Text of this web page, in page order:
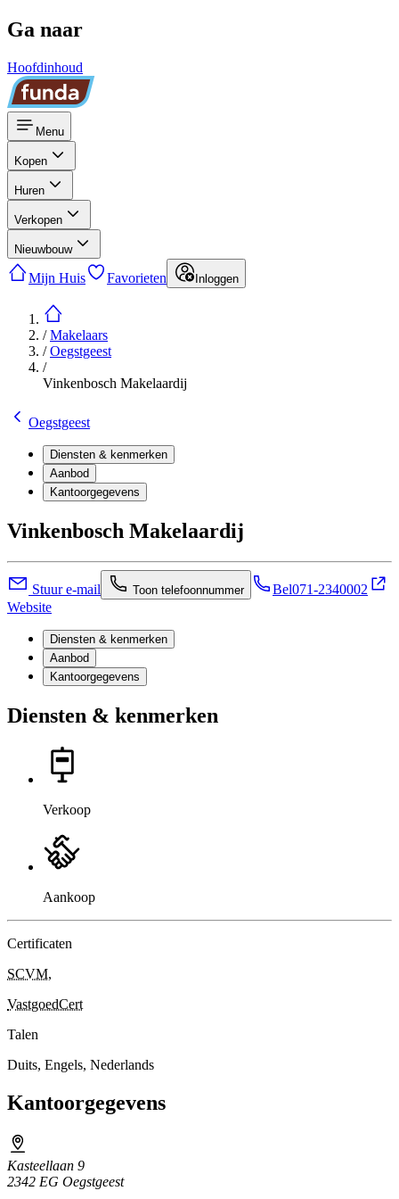
Ga naar
Hoofdinhoud
Menu
Kopen
Huren
Verkopen
Nieuwbouw
Mijn Huis Favorieten Inloggen
/Makelaars
/Oegstgeest
/
Vinkenbosch Makelaardij
Oegstgeest
Diensten & kenmerken
Aanbod
Kantoorgegevens
Vinkenbosch Makelaardij
Stuur e-mail Toon telefoonnummer Bel071-2340002
Website
Diensten & kenmerken
Aanbod
Kantoorgegevens
Diensten & kenmerken
Verkoop
Aankoop
Certificaten
SCVM,
VastgoedCert
Talen
Duits, Engels, Nederlands
Kantoorgegevens
Kasteellaan 9
2342 EG Oegstgeest